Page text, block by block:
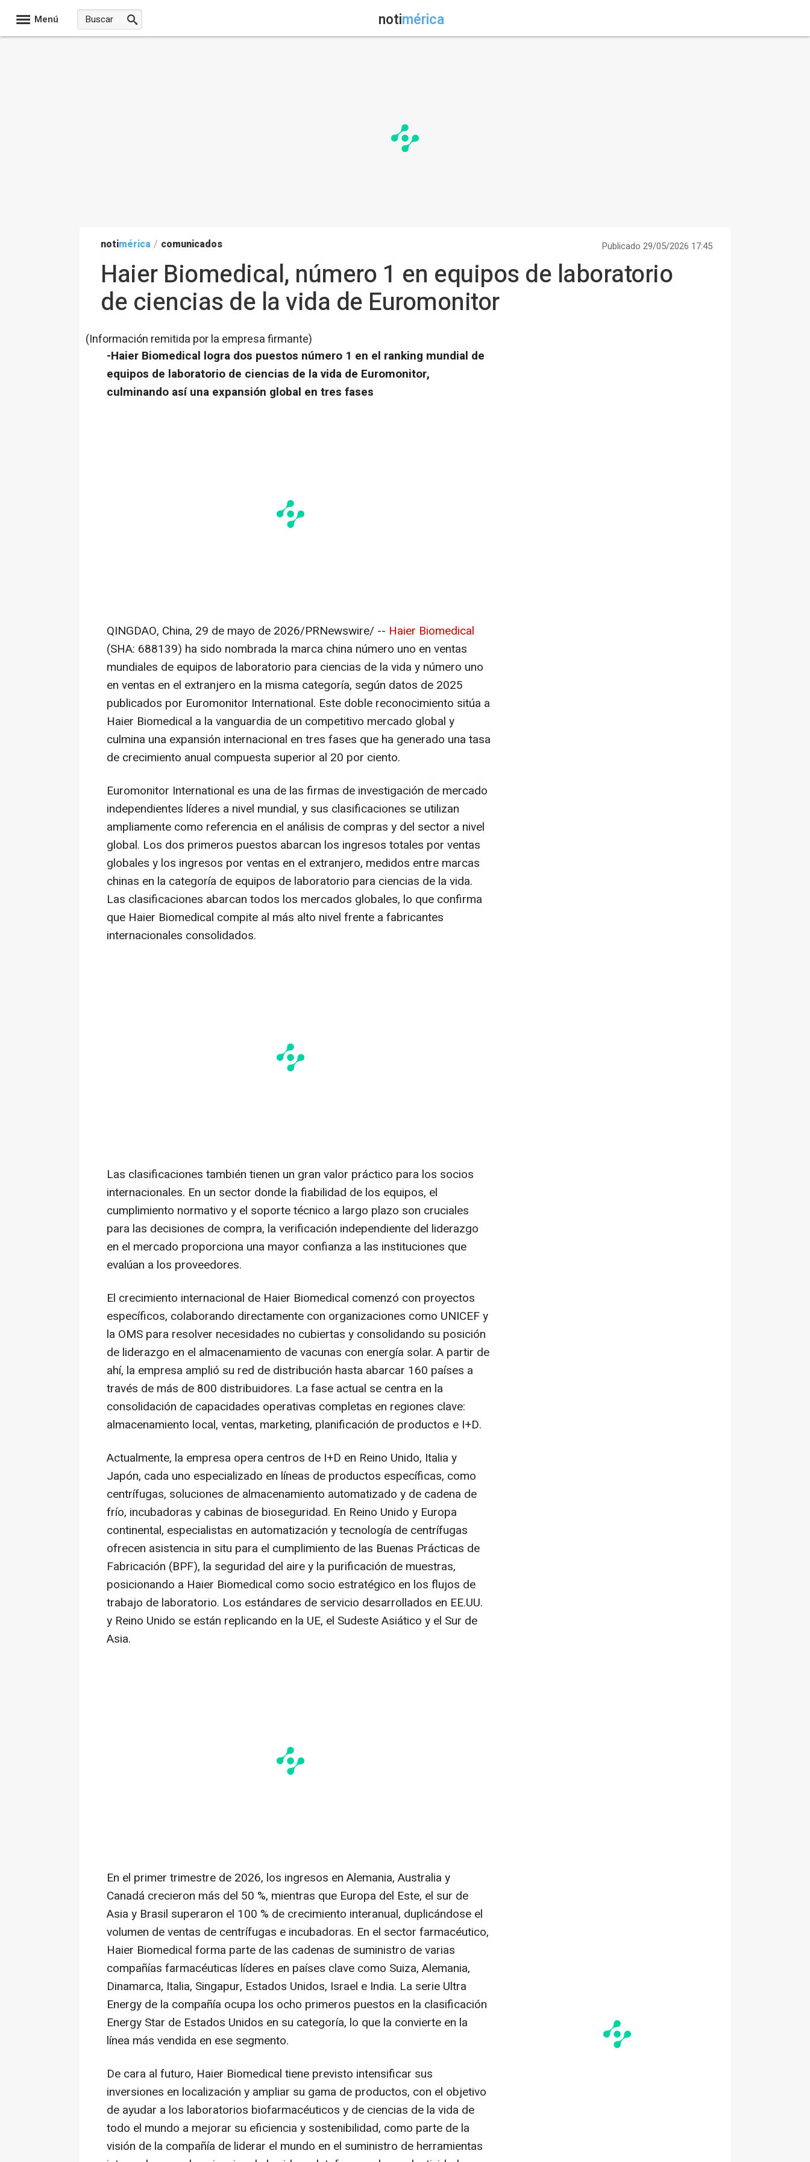
Menú notimérica
notimérica / comunicados Publicado 29/05/2026 17:45
Haier Biomedical, número 1 en equipos de laboratorio
de ciencias de la vida de Euromonitor
(Información remitida por la empresa firmante)
-Haier Biomedical logra dos puestos número 1 en el ranking mundial de
equipos de laboratorio de ciencias de la vida de Euromonitor,
culminando así una expansión global en tres fases
QINGDAO, China, 29 de mayo de 2026/PRNewswire/ -- Haier Biomedical
(SHA: 688139) ha sido nombrada la marca china número uno en ventas
mundiales de equipos de laboratorio para ciencias de la vida y número uno
en ventas en el extranjero en la misma categoría, según datos de 2025
publicados por Euromonitor International. Este doble reconocimiento sitúa a
Haier Biomedical a la vanguardia de un competitivo mercado global y
culmina una expansión internacional en tres fases que ha generado una tasa
de crecimiento anual compuesta superior al 20 por ciento.
Euromonitor International es una de las firmas de investigación de mercado
independientes líderes a nivel mundial, y sus clasificaciones se utilizan
ampliamente como referencia en el análisis de compras y del sector a nivel
global. Los dos primeros puestos abarcan los ingresos totales por ventas
globales y los ingresos por ventas en el extranjero, medidos entre marcas
chinas en la categoría de equipos de laboratorio para ciencias de la vida.
Las clasificaciones abarcan todos los mercados globales, lo que confirma
que Haier Biomedical compite al más alto nivel frente a fabricantes
internacionales consolidados.
Las clasificaciones también tienen un gran valor práctico para los socios
internacionales. En un sector donde la fiabilidad de los equipos, el
cumplimiento normativo y el soporte técnico a largo plazo son cruciales
para las decisiones de compra, la verificación independiente del liderazgo
en el mercado proporciona una mayor confianza a las instituciones que
evalúan a los proveedores.
El crecimiento internacional de Haier Biomedical comenzó con proyectos
específicos, colaborando directamente con organizaciones como UNICEF y
la OMS para resolver necesidades no cubiertas y consolidando su posición
de liderazgo en el almacenamiento de vacunas con energía solar. A partir de
ahí, la empresa amplió su red de distribución hasta abarcar 160 países a
través de más de 800 distribuidores. La fase actual se centra en la
consolidación de capacidades operativas completas en regiones clave:
almacenamiento local, ventas, marketing, planificación de productos e I+D.
Actualmente, la empresa opera centros de I+D en Reino Unido, Italia y
Japón, cada uno especializado en líneas de productos específicas, como
centrífugas, soluciones de almacenamiento automatizado y de cadena de
frío, incubadoras y cabinas de bioseguridad. En Reino Unido y Europa
continental, especialistas en automatización y tecnología de centrífugas
ofrecen asistencia in situ para el cumplimiento de las Buenas Prácticas de
Fabricación (BPF), la seguridad del aire y la purificación de muestras,
posicionando a Haier Biomedical como socio estratégico en los flujos de
trabajo de laboratorio. Los estándares de servicio desarrollados en EE.UU.
y Reino Unido se están replicando en la UE, el Sudeste Asiático y el Sur de
Asia.
En el primer trimestre de 2026, los ingresos en Alemania, Australia y
Canadá crecieron más del 50 %, mientras que Europa del Este, el sur de
Asia y Brasil superaron el 100 % de crecimiento interanual, duplicándose el
volumen de ventas de centrífugas e incubadoras. En el sector farmacéutico,
Haier Biomedical forma parte de las cadenas de suministro de varias
compañías farmacéuticas líderes en países clave como Suiza, Alemania,
Dinamarca, Italia, Singapur, Estados Unidos, Israel e India. La serie Ultra
Energy de la compañía ocupa los ocho primeros puestos en la clasificación
Energy Star de Estados Unidos en su categoría, lo que la convierte en la
línea más vendida en ese segmento.
De cara al futuro, Haier Biomedical tiene previsto intensificar sus
inversiones en localización y ampliar su gama de productos, con el objetivo
de ayudar a los laboratorios biofarmacéuticos y de ciencias de la vida de
todo el mundo a mejorar su eficiencia y sostenibilidad, como parte de la
visión de la compañía de liderar el mundo en el suministro de herramientas